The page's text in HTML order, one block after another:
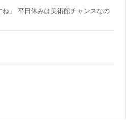
ね」 平日休みは美術館チャンスなの